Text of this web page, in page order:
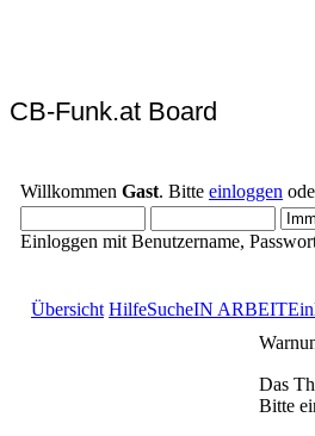
CB-Funk.at Board
Willkommen Gast. Bitte einloggen
Einloggen mit Benutzername,
Übersicht HilfeSucheIN ARBEIT
Das
Bitte